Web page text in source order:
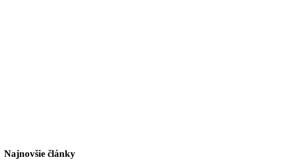
Najnovšie články